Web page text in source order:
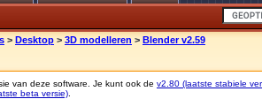
> Desktop > 3D modelleren > Blender v2.59
van deze software. Je kunt ook de v2.80 (laatste stabiele
beta versie)